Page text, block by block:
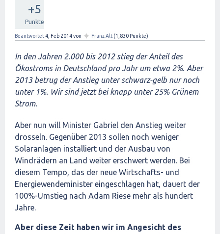
+5
Punkte
Beantwortet4, Feb 2014von ✦ Franz Alt (1,830 Punkte)
In den Jahren 2.000 bis 2012 stieg der Anteil des
Ökostroms in Deutschland pro Jahr um etwa 2%. Aber
2013 betrug der Anstieg unter schwarz-gelb nur noch
unter 1%. Wir sind jetzt bei knapp unter 25% Grünem
Strom.
Aber nun will Minister Gabriel den Anstieg weiter
drosseln. Gegenüber 2013 sollen noch weniger
Solaranlagen installiert und der Ausbau von
Windrädern an Land weiter erschwert werden. Bei
diesem Tempo, das der neue Wirtschafts- und
Energiewendeminister eingeschlagen hat, dauert der
100%-Umstieg nach Adam Riese mehr als hundert
Jahre.
Aber diese Zeit haben wir im Angesicht des